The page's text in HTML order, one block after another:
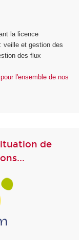
la licence
veille et gestion des
des flux
l'ensemble de nos
de